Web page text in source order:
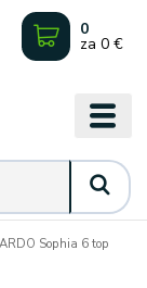
0
za 0 €
Sophia 6 top